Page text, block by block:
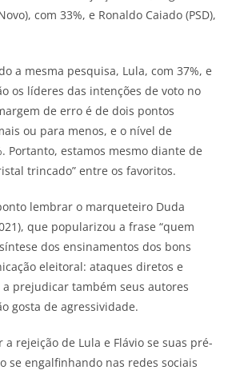
com 33%, e Ronaldo Caiado (PSD),
a mesma pesquisa, Lula, com 37%, e
os líderes das intenções de voto no
de erro é de dois pontos
ou para menos, e o nível de
Portanto, estamos mesmo diante de
trincado” entre os favoritos.
lembrar o marqueteiro Duda
que popularizou a frase “quem
dos ensinamentos dos bons
eleitoral: ataques diretos e
prejudicar também seus autores
gosta de agressividade.
rejeição de Lula e Flávio se suas pré-
se engalfinhando nas redes sociais